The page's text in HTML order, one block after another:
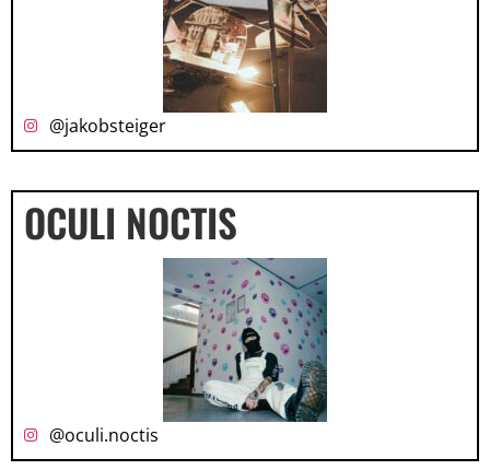
@jakobsteiger
OCULI NOCTIS
@oculi.noctis